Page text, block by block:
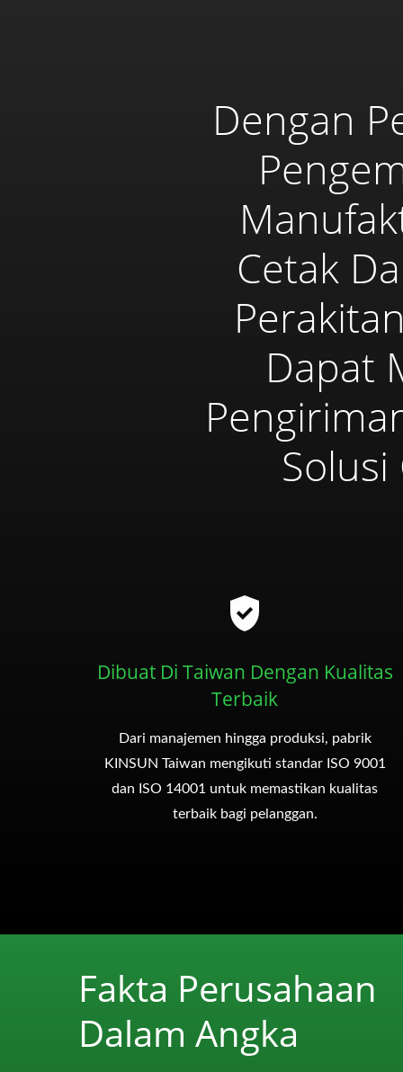
Dengan
Cetak
Dapat
Dibuat Di Taiwan Dengan Kualitas
Terbaik
Dari manajemen hingga produksi, pabrik
KINSUN Taiwan mengikuti standar ISO 9001
dan ISO 14001 untuk memastikan kualitas
terbaik bagi pelanggan.
Fakta Perusahaan
Dalam Angka